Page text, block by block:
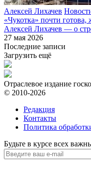
Алексей Лихачев
«Чукотка» почти
Алексей Лихачев — о
27 мая 2026
Последние записи
Загрузить ещё
Отраслевое издание
© 2010-2026
Редакция
Контакты
Политика
Будьте в курсе всех